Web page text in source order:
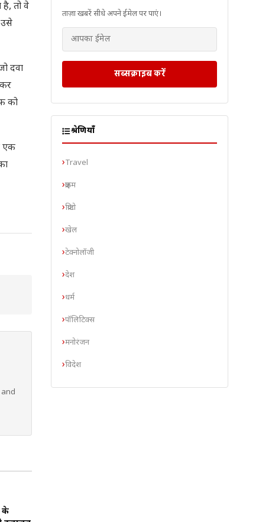
है, तो वे
उसे
दवा
को
एक
के
ताज़ा खबरें सीधे अपने ईमेल पर पाएं।
सब्सक्राइब करें
श्रेणियाँ
Travel
क्राइम
क्रिप्टो
खेल
टेक्नोलॉजी
देश
धर्म
पॉलिटिक्स
मनोरंजन
विदेश